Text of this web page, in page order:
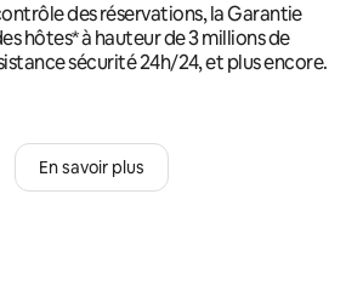
des réservations, la Garantie
hôtes* à hauteur de 3 millions de
sécurité 24h/24, et plus encore.
En savoir plus